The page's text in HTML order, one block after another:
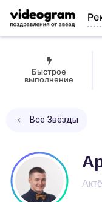
Быстрое
выполнение
Все Звёзды